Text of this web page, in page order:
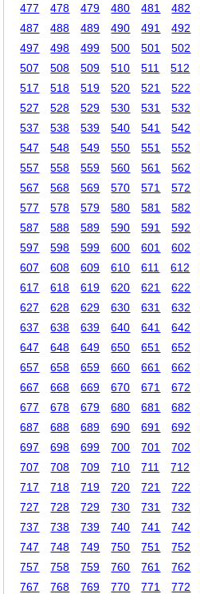
477
478 479 480 481 482
487
488 489 490 491 492
497
498 499 500 501 502
507
508 509 510 511 512
517
518 519 520 521 522
527
528 529 530 531 532
537
538 539 540 541 542
547
548 549 550 551 552
557
558 559 560 561 562
567
568 569 570 571 572
577
578 579 580 581 582
587
588 589 590 591 592
597
598 599 600 601 602
607
608 609 610 611 612
617
618 619 620 621 622
627
628 629 630 631 632
637
638 639 640 641 642
647
648 649 650 651 652
657
658 659 660 661 662
667
668 669 670 671 672
677
678 679 680 681 682
687
688 689 690 691 692
697
698 699 700 701 702
707
708 709 710 711 712
717
718 719 720 721 722
727
728 729 730 731 732
737
738 739 740 741 742
747
748 749 750 751 752
757
758 759 760 761 762
767
768 769 770 771 772